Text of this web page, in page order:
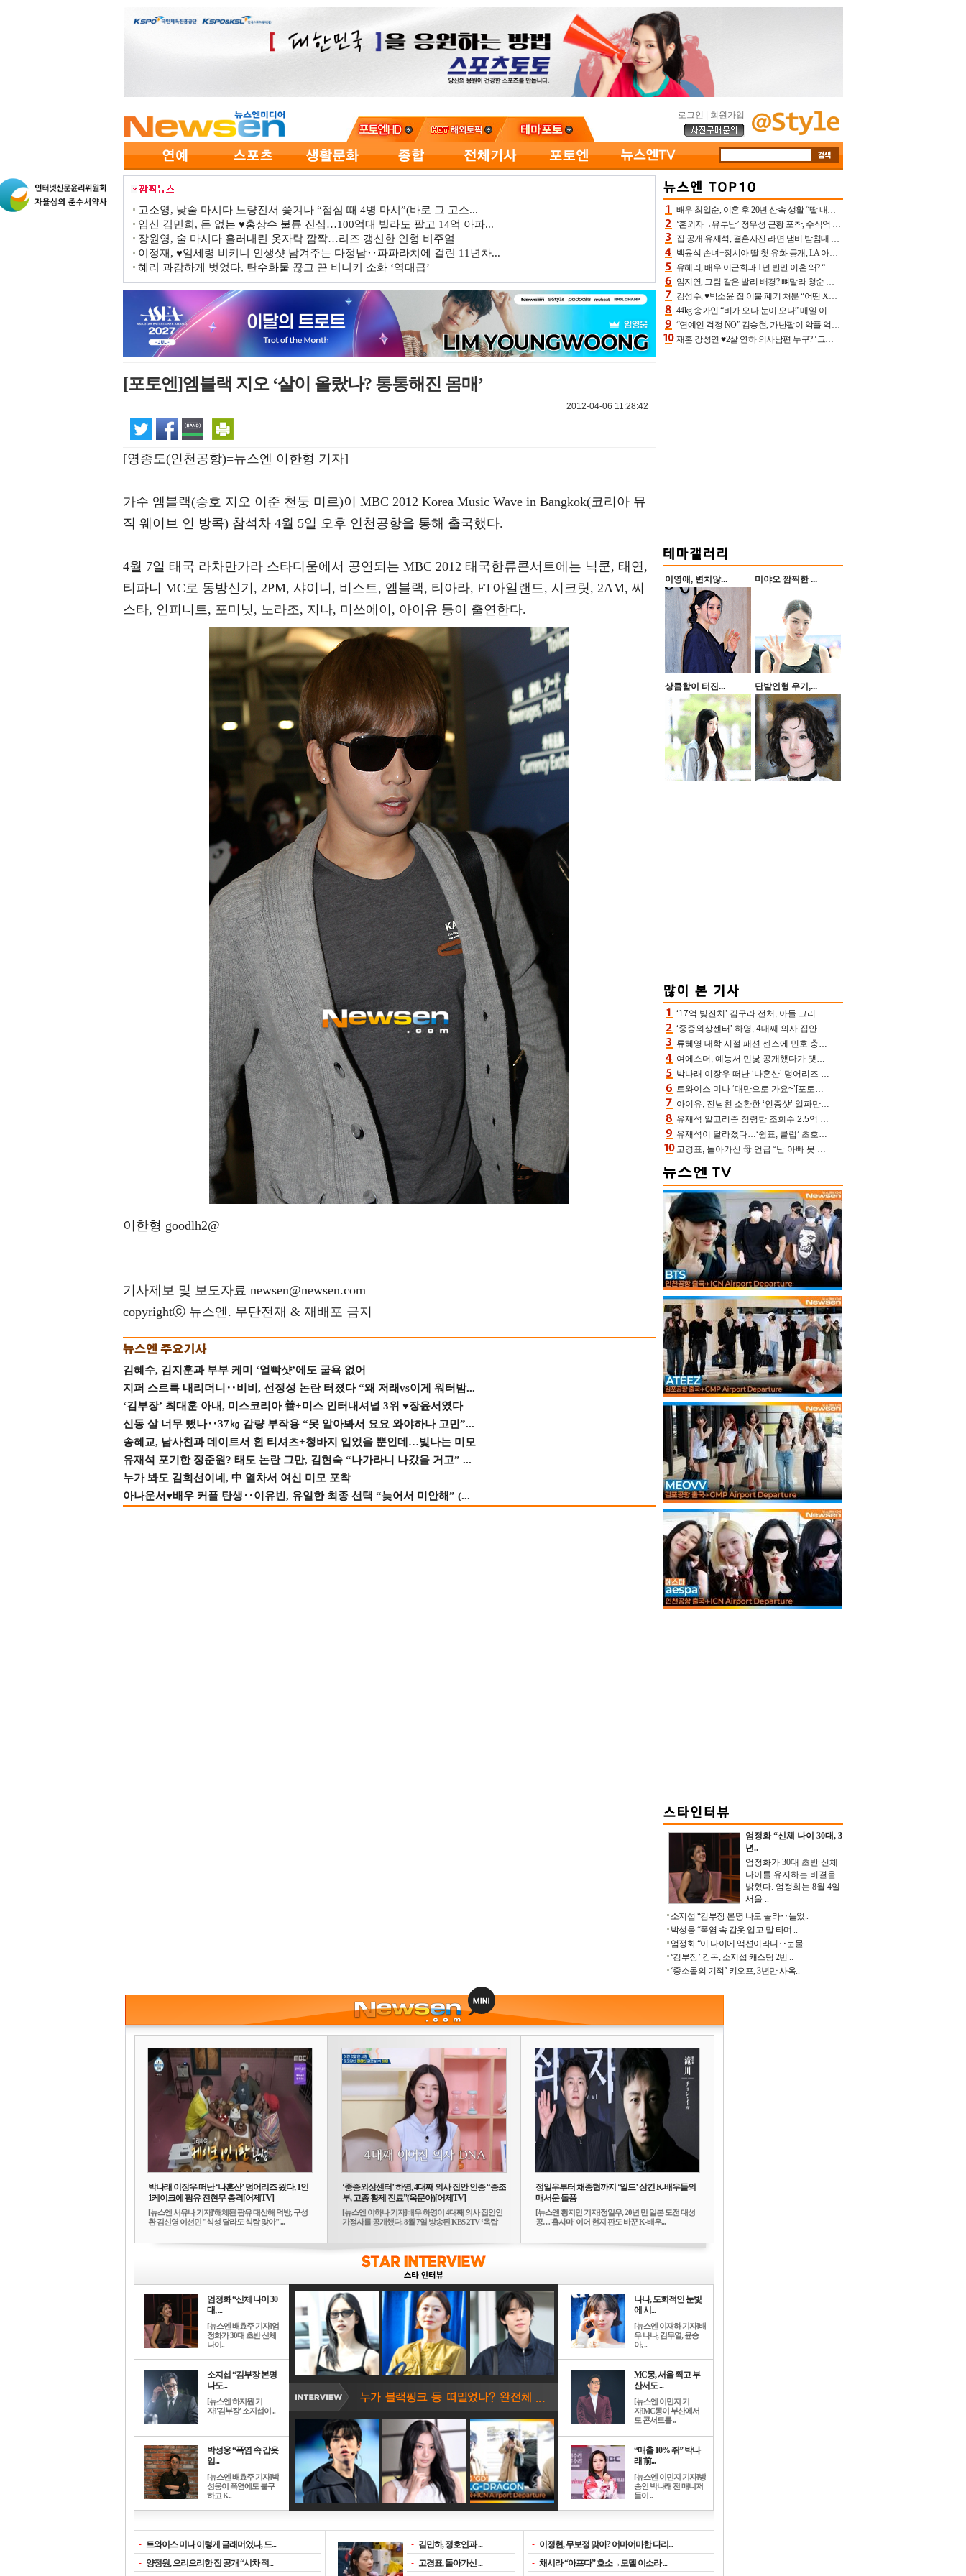
로그인 회원가입
고소영, 낮술 마시다 노량진서 쫓겨나 “점심 때 4병 마셔”(바로 그 고소...
임신 김민희, 돈 없는 ♥홍상수 불륜 진심…100억대 빌라도 팔고 14억 아파...
장원영, 술 마시다 흘러내린 옷자락 깜짝…리즈 갱신한 인형 비주얼
이정재, ♥임세령 비키니 인생샷 남겨주는 다정남‥파파라치에 걸린 11년차...
혜리 과감하게 벗었다, 탄수화물 끊고 끈 비니키 소화 ‘역대급’
[포토엔]엠블랙 지오 ‘살이 올랐나? 통통해진 몸매’
2012-04-06 11:28:42
[영종도(인천공항)=뉴스엔 이한형 기자]
가수 엠블랙(승호 지오 이준 천둥 미르)이 MBC 2012 Korea Music Wave in Bangkok(코리아 뮤
직 웨이브 인 방콕) 참석차 4월 5일 오후 인천공항을 통해 출국했다.
4월 7일 태국 라차만가라 스타디움에서 공연되는 MBC 2012 태국한류콘서트에는 닉쿤, 태연,
티파니 MC로 동방신기, 2PM, 샤이니, 비스트, 엠블랙, 티아라, FT아일랜드, 시크릿, 2AM, 씨
스타, 인피니트, 포미닛, 노라조, 지나, 미쓰에이, 아이유 등이 출연한다.
이한형 goodlh2@
기사제보 및 보도자료 newsen@newsen.com
copyrightⓒ 뉴스엔. 무단전재 & 재배포 금지
김혜수, 김지훈과 부부 케미 ‘얼빡샷’에도 굴욕 없어
지퍼 스르륵 내리더니‥비비, 선정성 논란 터졌다 “왜 저래vs이게 워터밤...
‘김부장’ 최대훈 아내, 미스코리아 善+미스 인터내셔널 3위 ♥장윤서였다
신동 살 너무 뺐나‥37㎏ 감량 부작용 “못 알아봐서 요요 와야하나 고민”...
송혜교, 남사친과 데이트서 흰 티셔츠+청바지 입었을 뿐인데…빛나는 미모
유재석 포기한 정준원? 태도 논란 그만, 김현숙 “나가라니 나갔을 거고” ...
누가 봐도 김희선이네, 中 열차서 여신 미모 포착
아나운서♥배우 커플 탄생‥이유빈, 유일한 최종 선택 “늦어서 미안해” (...
배우 최일순, 이혼 후 20년 산속 생활 “딸 내가 버렸다고 원망‥맘 아파”(특종)[어제TV]
‘혼외자→유부남’ 정우성 근황 포착, 수식억 해킹 피해 후배 만났다 “존경하는”
집 공개 유재석, 결혼사진 라면 냄비 받침대 되고 분노‥가족사진도 피해(놀뭐)[어제TV]
백윤식 손녀+정시아 딸 첫 유화 공개, LA 아트쇼→서울국제조각페스타 작가다운 수준급 실력
유혜리, 배우 이근희과 1년 반만 이혼 왜? “식칼 꽂고 의자 던져” 충격 폭로(특종)[어제TV]
임지연, 그림 같은 발리 배경? 뼈말라 청순 비키니 핏에 상대 안 되네
김성수, ♥박소윤 집 이불 폐기 처분 “어떤 X이랑 썼을지 몰라” 질투(신랑수업2)[어제TV]
44kg 송가인 “비가 오나 눈이 오나” 매일 이 운동, 허벅지 근육량 상승+체지방 감소
“연예인 걱정 NO” 김승현, 가난팔이 악플 억울할만‥아내+딸과 日 여행
재혼 강성연 ♥2살 연하 의사남편 누구? ‘그알’ 자문의에 훈남 비주얼 초엘리트 스펙 [종합]
이영애, 변치않... 미야오 깜찍한 ...
상큼함이 터진... 단발인형 우기,...
‘17억 빚잔치’ 김구라 전처, 아들 그리는 “나 뿐인데” 친엄마 챙기는 효심 눈길
‘중증외상센터’ 하영, 4대째 의사 집안 인증 “증조부, 고종 황제 진료”(옥문아)[어제TV]
류혜영 대학 시절 패션 센스에 민호 충격 “레몬색 레깅스에 다리 없는 줄”(나혼산)
여에스더, 예능서 민낯 공개했다가 댓글에 충격 “눈 왜 저렇게 처졌냐고”(에스더TV)
박나래 이장우 떠난 ‘나혼산’ 덩어리즈 왔다, 1인 1케이크에 팜유 전현무 충격[어제TV]
트와이스 미나 ‘대만으로 가요~’[포토엔HD]
아이유, 전남친 소환한 ‘인증샷’ 일파만파 속…남사친 변우석 선물도 남겼나 ‘훈훈’
유재석 알고리즘 점령한 조회수 2.5억 신박한 다비치, 강민경 덩달아 긴장(해투)
유재석이 달라졌다…‘쉼표, 클럽’ 초호화 코스에 주우재도 감탄 (놀면 뭐하니?)
고경표, 돌아가신 母 언급 “난 아빠 못 될 듯” 족보 태운 부친 응원 뭉클(나혼산)
엄정화 “신체 나이 30대, 3
년..
엄정화가 30대 초반 신체
나이를 유지하는 비결을
밝혔다. 엄정화는 8월 4일
서울 ..
소지섭 “김부장 본명 나도 몰라‥들었..
박성웅 “폭염 속 갑옷 입고 말 타며 ..
엄정화 “이 나이에 액션이라니‥눈물 ..
‘김부장’ 감독, 소지섭 캐스팅 2번 ..
‘중소돌의 기적’ 키오프, 3년만 사옥..
박나래 이장우 떠난 ‘나혼산’ 덩어리즈 왔다, 1인
1케이크에 팜유 전현무 충격[어제TV]
[뉴스엔 서유나 기자]'해체된 팜유 대신해 먹방, 구성
환 김신영 이선민 "식성 달라도 식탐 맞아"'...
‘중증외상센터’ 하영, 4대째 의사 집안 인증 “증조
부, 고종 황제 진료”(옥문아)[어제TV]
[뉴스엔 이하나 기자]배우 하영이 4대째 의사 집안인
가정사를 공개했다. 8월 7일 방송된 KBS 2TV ‘옥탑
정일우부터 채종협까지 ‘일드’ 삼킨 K-배우들의
매서운 돌풍
[뉴스엔 황지민 기자]정일우, 20년 만 일본 도전 대성
공…'횹사마' 이어 현지 판도 바꾼 K-배우...
엄정화 “신체 나이 30
대, ...
[뉴스엔 배효주 기자]엄
정화가 30대 초반 신체
나이..
소지섭 “김부장 본명
나도...
[뉴스엔 하지원 기
자]'김부장' 소지섭이 ..
박성웅 “폭염 속 갑옷
입...
[뉴스엔 배효주 기자]박
성웅이 폭염에도 불구
하고 K..
나나, 도회적인 눈빛
에 시...
[뉴스엔 이재하 기자]배
우 나나, 김무열, 윤승
아, ..
MC몽, 서울 찍고 부
산서도 ...
[뉴스엔 이민지 기
자]MC몽이 부산에서
도 콘서트를 ..
“매출 10% 줘” 박나
래 前...
[뉴스엔 이민지 기자]방
송인 박나래 전 매니저
들이 ..
- 트와이스 미나 이렇게 글래머였나, 드...
- 양정원, 으리으리한 집 공개 “시차 적...
- 김민하, 정호연과 ...
- 고경표, 돌아가신 ...
- 이정현, 무보정 맞아? 어마어마한 다리...
- 채시라 “아프다” 호소→모델 이소라 ...